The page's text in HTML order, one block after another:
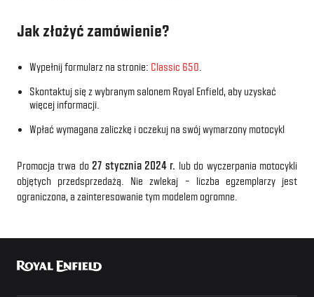
Jak złożyć zamówienie?
Wypełnij formularz na stronie: Classic 650
Skontaktuj się z wybranym salonem Royal Enfield, aby uzyskać
więcej informacji.
Wpłać wymagana zaliczkę i oczekuj na swój wymarzony motocykl
Promocja trwa do 27 stycznia 2024 r. lub do wyczerpania motocykli
objętych przedsprzedażą. Nie zwlekaj – liczba egzemplarzy jest
ograniczona, a zainteresowanie tym modelem ogromne.